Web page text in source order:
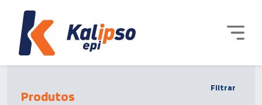
Filtrar
Produtos